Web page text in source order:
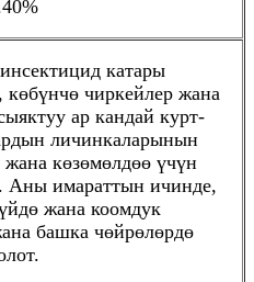
катары
көбүнчө чиркейлер жана
ар кандай курт-
личинкаларынын
көзөмөлдөө үчүн
Аны имараттын ичинде,
жана коомдук
башка чөйрөлөрдө